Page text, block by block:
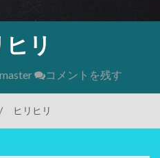
リ
コメントを残す
/ ヒリヒリ